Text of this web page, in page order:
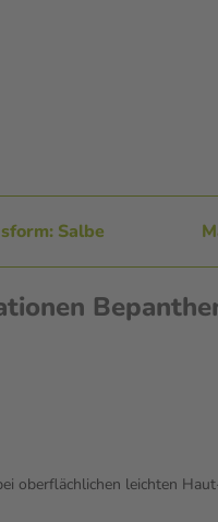
Salbe
oberflächlichen leichten